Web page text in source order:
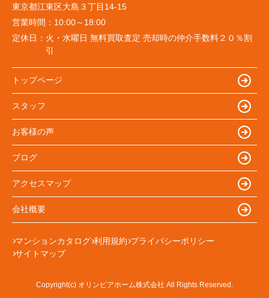
東京都江東区大島３丁目14-15
営業時間： 10:00～18:00
定休日： 火・水曜日 無料買取査定 売却時の仲介手数料２０％割
引
トップページ
スタッフ
お客様の声
ブログ
アクセスマップ
会社概要
マンションカタログ 利用規約 プライバシーポリシー
サイトマップ
Copyright(c) オリンピアホーム株式会社 All Rights Reserved.